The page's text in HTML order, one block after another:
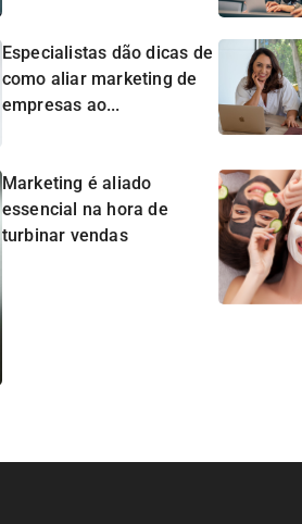
Especialistas dão dicas de
como aliar marketing de
empresas ao...
Marketing é aliado
essencial na hora de
turbinar vendas